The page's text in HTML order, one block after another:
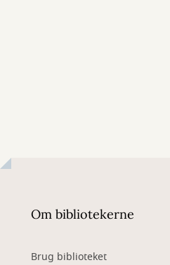
Om bibliotekerne
Brug biblioteket